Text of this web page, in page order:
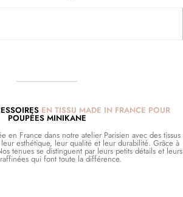
EN TISSU MADE IN FRANCE POUR
POUPÉES MINIKANE
en France dans notre atelier Parisien avec des tissus
esthétique, leur qualité et leur durabilité. Grâce à
tenues se distinguent par leurs petits détails et leurs
qui font toute la différence.